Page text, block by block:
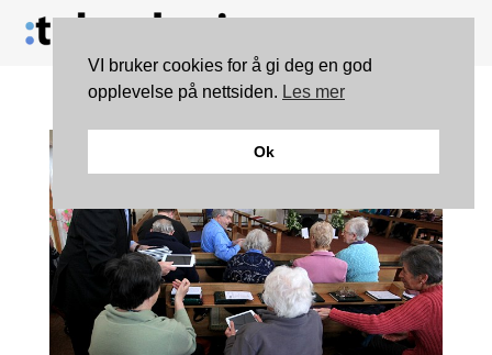
VI bruker cookies for å gi deg en god
opplevelse på nettsiden. Les mer
Ok